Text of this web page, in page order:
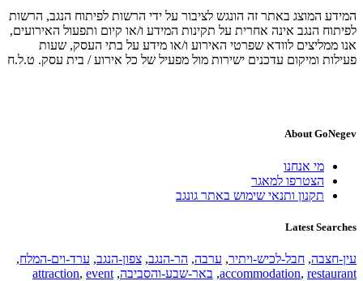
המידע המוצג באתר זה הונגש לציבור על ידי הרשות לפיתוח הנגב, הרשות
לפיתוח הנגב אינה אחרית על תקינות המידע ו/או קיום ותפעול האירועים,
אנו ממליצים לוודא שפרטי האירוע ו/או מידע על בתי העסק, שעות
פעילות ומיקום עדכנים ישירות מול מפעיל של כל אירוע / בית עסק. ט.ל.ח
About GoNegev
מי אנחנו
הצטרפו למאגר
תקנון ותנאי שימוש באתר גונגב
Latest Searches
עין-חצבה, חבל-לכיש-ויתיר, ערבה, הר-הנגב, צפון-הנגב, ערד-וים-המלח,
accommodation, restaurant
, באר-שבע-והסביבה,
attraction, event